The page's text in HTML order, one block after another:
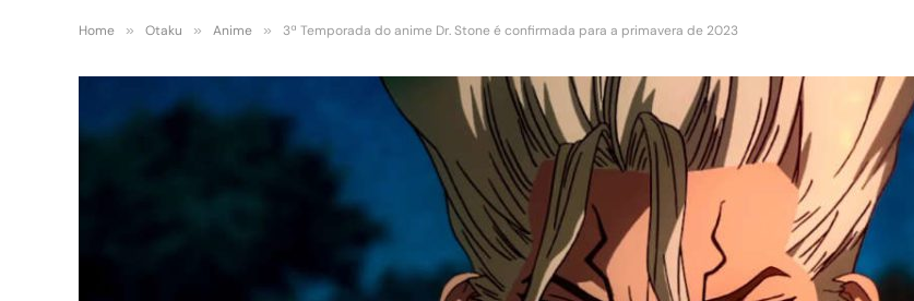
Home » Otaku » Anime » 3ª Temporada do anime Dr. Stone é confirmada para a primavera de 2023